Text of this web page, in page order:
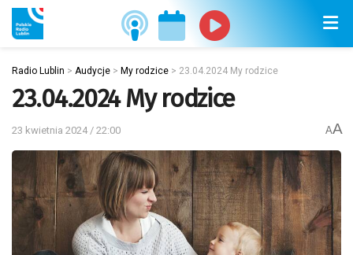
Radio Lublin > Audycje > My rodzice > 23.04.2024 My rodzice
23.04.2024 My rodzice
23 kwietnia 2024 / 22:00 AA